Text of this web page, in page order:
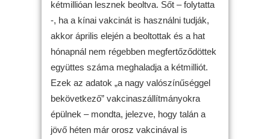
kétmillióan lesznek beoltva. Sőt – folytatta
-, ha a kínai vakcinát is használni tudják,
akkor április elején a beoltottak és a hat
hónapnál nem régebben megfertőződöttek
együttes száma meghaladja a kétmilliót.
Ezek az adatok „a nagy valószínűséggel
bekövetkező” vakcinaszállítmányokra
épülnek – mondta, jelezve, hogy talán a
jövő héten már orosz vakcinával is